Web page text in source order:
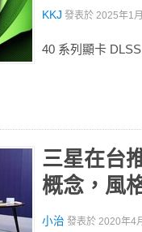
KKJ 發表於 2025年1
40 系列顯卡
三星在台
概念，風
小治 發表於 2020年4